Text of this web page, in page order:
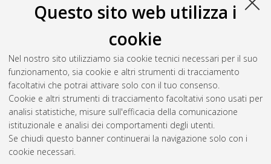
Questo sito web utilizza i
cookie
Nel nostro sito utilizziamo sia cookie tecnici necessari per il suo
funzionamento, sia cookie e altri strumenti di tracciamento
facoltativi che potrai attivare solo con il tuo consenso.
Cookie e altri strumenti di tracciamento facoltativi sono usati per
analisi statistiche, misure sull'efficacia della comunicazione
istituzionale e analisi dei comportamenti degli utenti.
Se chiudi questo banner continuerai la navigazione solo con i
cookie necessari.
Vedi altre statistiche
Gestione del documento: